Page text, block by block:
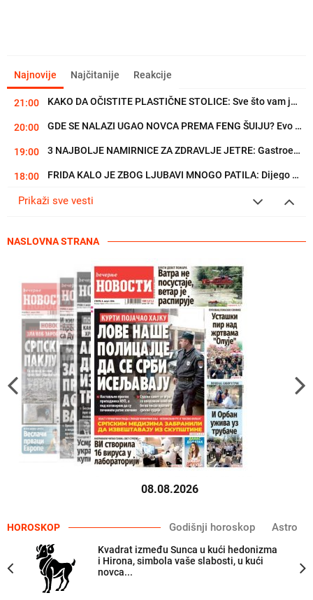
Najnovije Najčitanije Reakcije
20:00 GDE SE NALAZI UGAO NOVCA PREMA FENG ŠUIJU? Evo kako treba da...
19:00 3 NAJBOLJE NAMIRNICE ZA ZDRAVLJE JETRE: Gastroenterolozi ih uvek...
18:00 FRIDA KALO JE ZBOG LJUBAVI MNOGO PATILA: Dijego Rivera je bio...
17:00 GLUMAC O BRAKU SA MEGAN FOKS: "Razveo sam se, što uopšte nisam...
16:00 ZNAKOVI DA DETE IMA NISKO SAMOPOUZDANJE: Signali koji mnogima...
Prikaži sve vesti
NASLOVNA STRANA
08.08.2026
HOROSKOP Godišnji horoskop Astro
Kvadrat između Sunca u kući hedonizma
i Hirona, simbola vaše slabosti, u kući
novca...